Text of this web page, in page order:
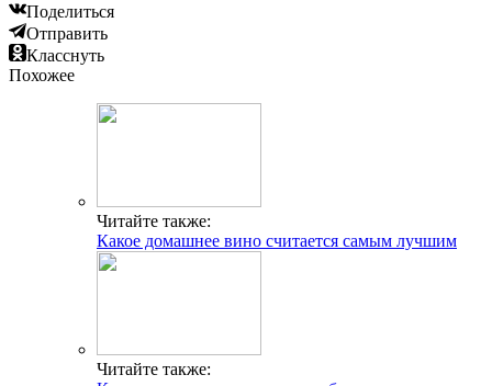
Поделиться
Отправить
Класснуть
Похожее
Читайте также:
Какое домашнее вино считается самым лучшим
Читайте также: